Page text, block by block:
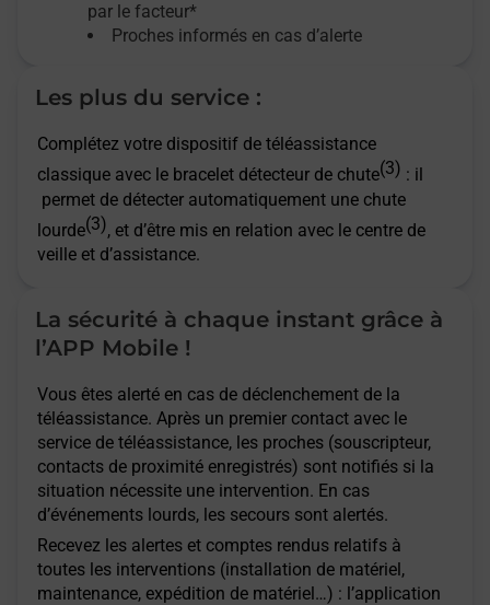
par le facteur*
Proches informés en cas d’alerte
Les plus du service :
Complétez votre dispositif de téléassistance
classique avec le bracelet détecteur de chute(3) : il
permet de détecter automatiquement une chute
lourde(3), et d’être mis en relation avec le centre de
veille et d’assistance.
La sécurité à chaque instant grâce à
l’APP Mobile !
Vous êtes alerté en cas de déclenchement de la
téléassistance. Après un premier contact avec le
service de téléassistance, les proches (souscripteur,
contacts de proximité enregistrés) sont notifiés si la
situation nécessite une intervention. En cas
d’événements lourds, les secours sont alertés.
Recevez les alertes et comptes rendus relatifs à
toutes les interventions (installation de matériel,
maintenance, expédition de matériel…) : l’application